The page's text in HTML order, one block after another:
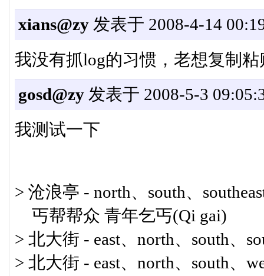
xians@zy发表于 2008-4-14
我没有抓log的习惯，老想复制
gosd@zy发表于 2008-5-3
我测试一下
> 沧浪亭 - north、south、
丐帮帮众 青年乞丐(Qi gai)
> 北大街 - east、north、south、
> 北大街 - east、north、south、